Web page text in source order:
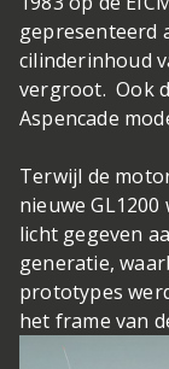
gepresenteerd
cilinderinhoud
vergroot. Ook
Aspencade
Terwijl de
nieuwe
licht gegeven
generatie,
prototypes
het frame van